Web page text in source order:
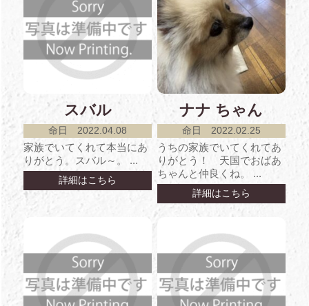
スバル
命日 2022.04.08
家族でいてくれて本当にあ
りがとう。スバル～。 ...
詳細はこちら
ナナ ちゃん
命日 2022.02.25
うちの家族でいてくれてあ
りがとう！ 天国でおばあ
ちゃんと仲良くね。 ...
詳細はこちら